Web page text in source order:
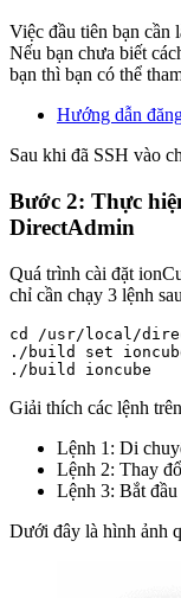
Việc đầu tiên bạn cần
Nếu bạn chưa biết
bạn thì bạn có thể
Hướng dẫn
Sau khi đã SSH vào
Bước 2: Thực
DirectAdmin
Quá trình cài đặt
chỉ cần chạy 3 lệnh
cd /usr/local/
./build set
./build ioncube
Giải thích các lệnh
Lệnh 1: Di
Lệnh 2: Thay
Lệnh 3: Bắt
Dưới đây là hình ảnh